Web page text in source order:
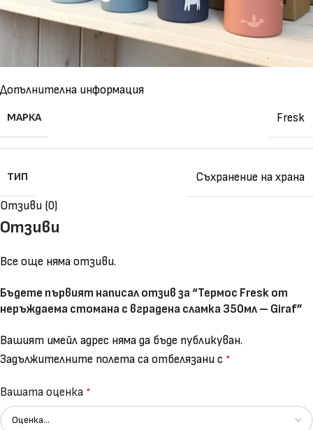
Допълнителна информация
МАРКА Fresk
ТИП Съхранение на храна
Отзиви (0)
Отзиви
Все още няма отзиви.
Бъдете първият написал отзив за “Термос Fresk от
неръждаема стомана с вградена сламка 350мл – Giraf”
Вашият имейл адрес няма да бъде публикуван.
Задължителните полета са отбелязани с *
Вашата оценка *